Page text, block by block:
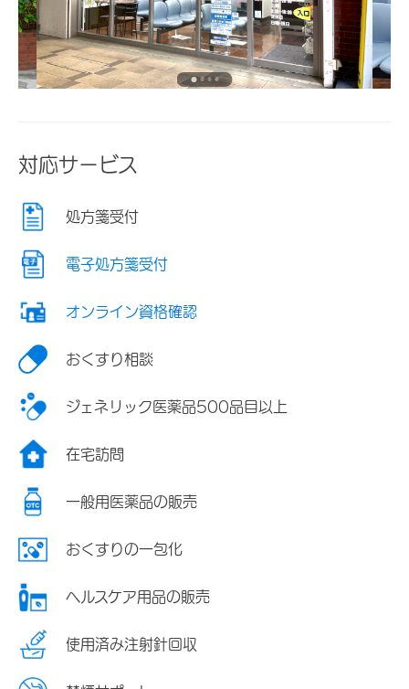
対応サービス
処方箋受付
電子処方箋受付
オンライン資格確認
おくすり相談
ジェネリック医薬品500品目以上
在宅訪問
一般用医薬品の販売
おくすりの一包化
ヘルスケア用品の販売
使用済み注射針回収